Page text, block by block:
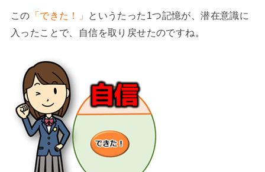
この 「できた！」 というたった1つ記憶が、潜在意識に
入ったことで、自信を取り戻せたのですね。